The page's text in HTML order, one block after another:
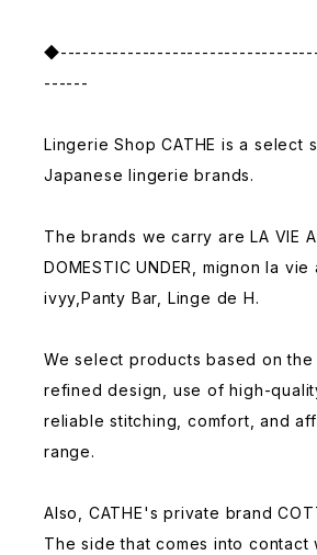
------
Lingerie Shop CATHE is a select
Japanese lingerie brands.
The brands we carry are LA VIE A
DOMESTIC UNDER, mignon la vie
ivyy,Panty Bar, Linge de H.
We select products based on
refined design, use of high-
reliable stitching, comfort, and
range.
Also, CATHE's private brand
The side that comes into contact